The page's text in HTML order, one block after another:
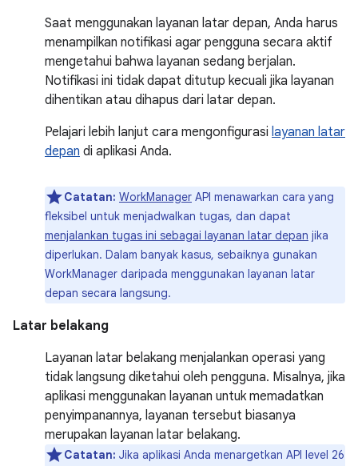
Saat menggunakan layanan latar depan, Anda harus
menampilkan notifikasi agar pengguna secara aktif
mengetahui bahwa layanan sedang berjalan.
Notifikasi ini tidak dapat ditutup kecuali jika layanan
dihentikan atau dihapus dari latar depan.
Pelajari lebih lanjut cara mengonfigurasi layanan latar
depan di aplikasi Anda.
Catatan: WorkManager API menawarkan cara yang
fleksibel untuk menjadwalkan tugas, dan dapat
menjalankan tugas ini sebagai layanan latar depan jika
diperlukan. Dalam banyak kasus, sebaiknya gunakan
WorkManager daripada menggunakan layanan latar
depan secara langsung.
Latar belakang
Layanan latar belakang menjalankan operasi yang
tidak langsung diketahui oleh pengguna. Misalnya, jika
aplikasi menggunakan layanan untuk memadatkan
penyimpanannya, layanan tersebut biasanya
merupakan layanan latar belakang.
Catatan: Jika aplikasi Anda menargetkan API level 26